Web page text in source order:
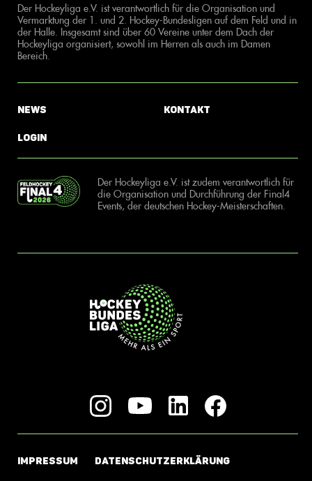
Der Hockeyliga e.V. ist verantwortlich für die Organisation und
Vermarktung der 1. und 2. Hockey-Bundesligen auf dem Feld und in
der Halle. Insgesamt sind über 60 Vereine unter dem Dach der
Hockeyliga organisiert, sowohl im Herren als auch im Damen
Bereich.
News
Login
Kontakt
Der Hockeyliga e.V. ist zudem verantwortlich für
die Organisation und Durchführung der Final4
Events, der deutschen Hockey-Meisterschaften.
IMPRESSUM DATENSCHUTZERKLÄRUNG